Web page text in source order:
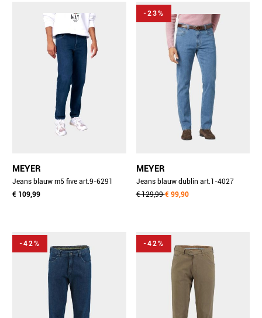
MEYER
Jeans blauw m5 five art.9-6291
3729629100/17
€ 109,99
-23%
MEYER
Jeans blauw dublin art.1-4027
1271402700/16
€ 129,99€ 99,90
-42% -42%